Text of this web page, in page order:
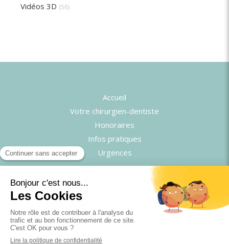
Vidéos 3D (56)
Accueil
Votre chirurgien-dentiste
Honoraires
Infos pratiques
Urgences
©2025 Cabinet d'endodontie du Dr Mehdi Seffih -
Plan du site
Mentions légales